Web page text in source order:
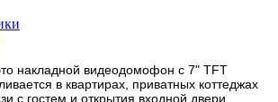
накладной видеодомофон с 7" TFT
в квартирах, приватных коттеджах
с гостем и открытия входной двери.